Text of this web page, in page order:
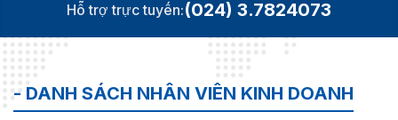
Hỗ trợ trực tuyến:(024) 3.7824073
- DANH SÁCH NHÂN VIÊN KINH DOANH